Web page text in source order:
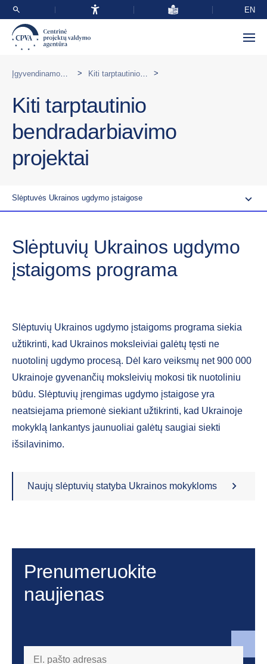
EN
> >
Kiti tarptautinio
bendradarbiavimo
projektai
Slėptuvės Ukrainos ugdymo įstaigose
Slėptuvių Ukrainos ugdymo
įstaigoms programa
Slėptuvių Ukrainos ugdymo įstaigoms programa siekia
užtikrinti, kad Ukrainos moksleiviai galėtų tęsti ne
nuotolinį ugdymo procesą. Dėl karo veiksmų net 900 000
Ukrainoje gyvenančių moksleivių mokosi tik nuotoliniu
būdu. Slėptuvių įrengimas ugdymo įstaigose yra
neatsiejama priemonė siekiant užtikrinti, kad Ukrainoje
mokyklą lankantys jaunuoliai galėtų saugiai siekti
išsilavinimo.
Naujų slėptuvių statyba Ukrainos mokykloms
Prenumeruokite
naujienas